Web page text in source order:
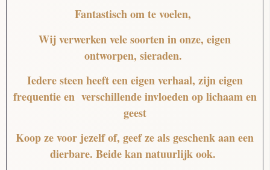
Fantastischom te voelen,
Wij verwerken vele soorten in onze, eigen
ontworpen, sieraden.
Iedere steen heeft een eigen verhaal, zijn eigen
frequentie en verschillende invloeden op lichaam en
geest
Koop ze voor jezelf of, geef ze als geschenk aan een
dierbare. Beide kan natuurlijk ook.